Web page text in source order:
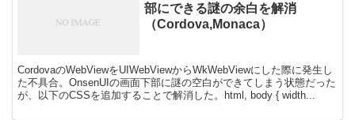
部にできる謎の余白を解消
（Cordova,Monaca）
CordovaのWebViewをUIWebViewからWkWebViewにした際に発生し
た不具合。OnsenUIの画面下部に謎の空白ができてしまう状態だった
が、以下のCSSを追加することで解消した。html, body { width...